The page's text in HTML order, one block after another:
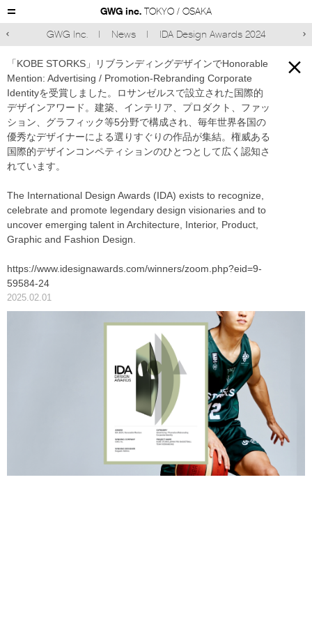
GWG inc. TOKYO / OSAKA
GWG Inc.
News IDA Design Awards 2024
「KOBE STORKS」リブランディングデザインでHonorable
Mention: Advertising / Promotion-Rebranding Corporate
Identityを受賞しました。ロサンゼルスで設立された国際的
デザインアワード。建築、インテリア、プロダクト、ファッ
ション、グラフィック等5分野で構成され、毎年世界各国の
優秀なデザイナーによる選りすぐりの作品が集結。権威ある
国際的デザインコンペティションのひとつとして広く認知さ
れています。
The International Design Awards (IDA) exists to recognize,
celebrate and promote legendary design visionaries and to
uncover emerging talent in Architecture, Interior, Product,
Graphic and Fashion Design.
https://www.idesignawards.com/winners/zoom.php?eid=9-
59584-24
2025.02.01

 